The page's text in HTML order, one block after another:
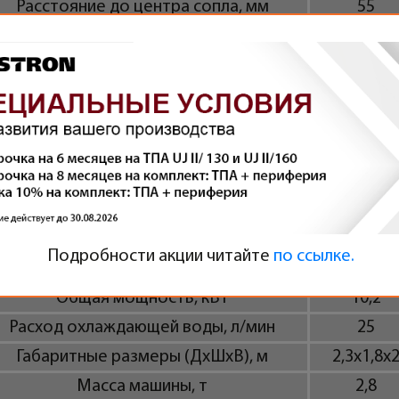
Расстояние до центра сопла, мм
55
Ход выдвижной плиты, мм
Максимальные размеры формы, мм
Дополнительно
давление гидросистемы,
мПа
Объем масляного бака, л
160
Мощность нагрева цилиндра, кВт
Общая мощность, кВт
10,2
Расход охлаждающей воды, л/мин
25
Габаритные размеры (ДxШxВ), м
2,3x1,8x2
Масса машины, т
2,8
Подробности акции читайте по ссылке.